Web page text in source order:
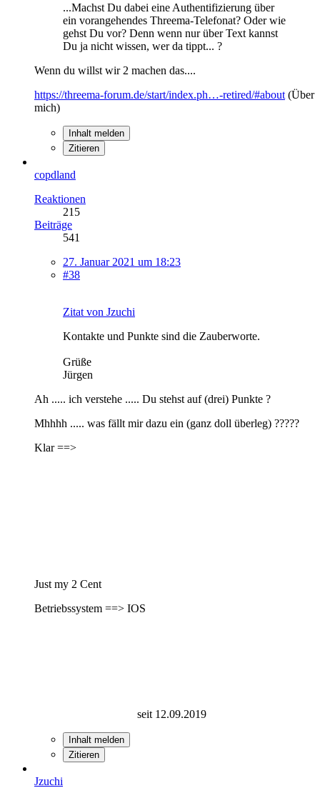
...Machst Du dabei eine Authentifizierung über
ein vorangehendes Threema-Telefonat? Oder wie
gehst Du vor? Denn wenn nur über Text kannst
Du ja nicht wissen, wer da tippt... ?
Wenn du willst wir 2 machen das....
https://threema-forum.de/start/index.ph…-retired/#about (Über
mich)
Inhalt melden
Zitieren
copdland
Reaktionen
215
Beiträge
541
27. Januar 2021 um 18:23
#38
Zitat von Jzuchi
Kontakte und Punkte sind die Zauberworte.
Grüße
Jürgen
Ah ..... ich verstehe ..... Du stehst auf (drei) Punkte ?
Mhhhh ..... was fällt mir dazu ein (ganz doll überleg) ?????
Klar ==>
Just my 2 Cent
Betriebssystem ==> IOS
seit 12.09.2019
Inhalt melden
Zitieren
Jzuchi